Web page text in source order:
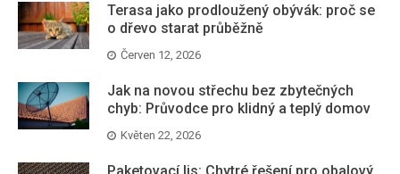
Terasa jako prodloužený obývák: proč se
o dřevo starat průběžně
Červen 12, 2026
Jak na novou střechu bez zbytečných
chyb: Průvodce pro klidný a teplý domov
Květen 22, 2026